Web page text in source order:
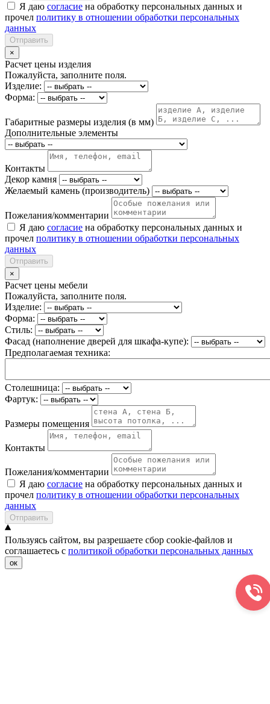
Я даю согласие на обработку персональных данных и
прочел политику в отношении обработки персональных
данных
Отправить
×
Расчет цены изделия
Пожалуйста, заполните поля.
Изделие:
Форма:
Габаритные размеры изделия (в мм)
Дополнительные элементы
Контакты
Декор камня
Желаемый камень (производитель)
Пожелания/комментарии
Я даю согласие на обработку персональных данных и
прочел политику в отношении обработки персональных
данных
Отправить
×
Расчет цены мебели
Пожалуйста, заполните поля.
Изделие:
Форма:
Стиль:
Фасад (наполнение дверей для шкафа-купе):
Предполагаемая техника:
Столешница:
Фартук:
Размеры помещения
Контакты
Пожелания/комментарии
Я даю согласие на обработку персональных данных и
прочел политику в отношении обработки персональных
данных
Отправить
Пользуясь сайтом, вы разрешаете сбор cookie-файлов и
соглашаетесь с политикой обработки персональных данных
ок